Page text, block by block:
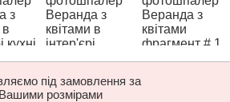
під замовлення за
Вашими розмірами